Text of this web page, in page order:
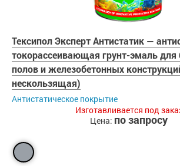
Тексипол Эксперт Антистатик —
токорассеивающая грунт-эмаль для
полов и железобетонных
нескользящая)
Антистатическое покрытие
Изготавливается под
Цена: по запросу